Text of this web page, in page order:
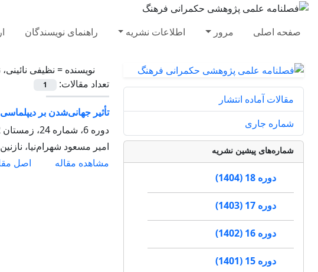
صفحه اصلی مرور اطلاعات نشریه راهنمای نویسندگان
نویسنده = نظیفی نائینی،
تعداد مقالات:
1
تأثیر جهانی‌شدن بر
دوره 6، شماره 24، زمستان 1392، صفحه
امیر مسعود شهرام‌نیا،
مشاهده مقاله
اصل
مقالات آماده انتشار
شماره جاری
شماره‌های پیشین نشریه
دوره 18 (1404)
دوره 17 (1403)
دوره 16 (1402)
دوره 15 (1401)